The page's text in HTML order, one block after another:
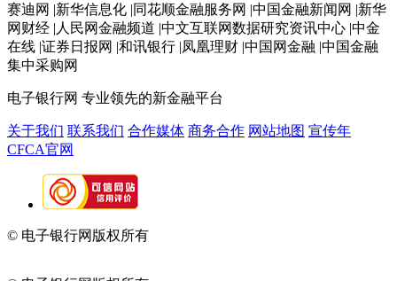
赛迪网 |新华信息化 |同花顺金融服务网 |中国金融新闻网 |新华
网财经 |人民网金融频道 |中文互联网数据研究资讯中心 |中金
在线 |证券日报网 |和讯银行 |凤凰理财 |中国网金融 |中国金融
集中采购网
电子银行网 专业领先的新金融平台
关于我们 联系我们 合作媒体 商务合作 网站地图 宣传年
CFCA官网
© 电子银行网版权所有